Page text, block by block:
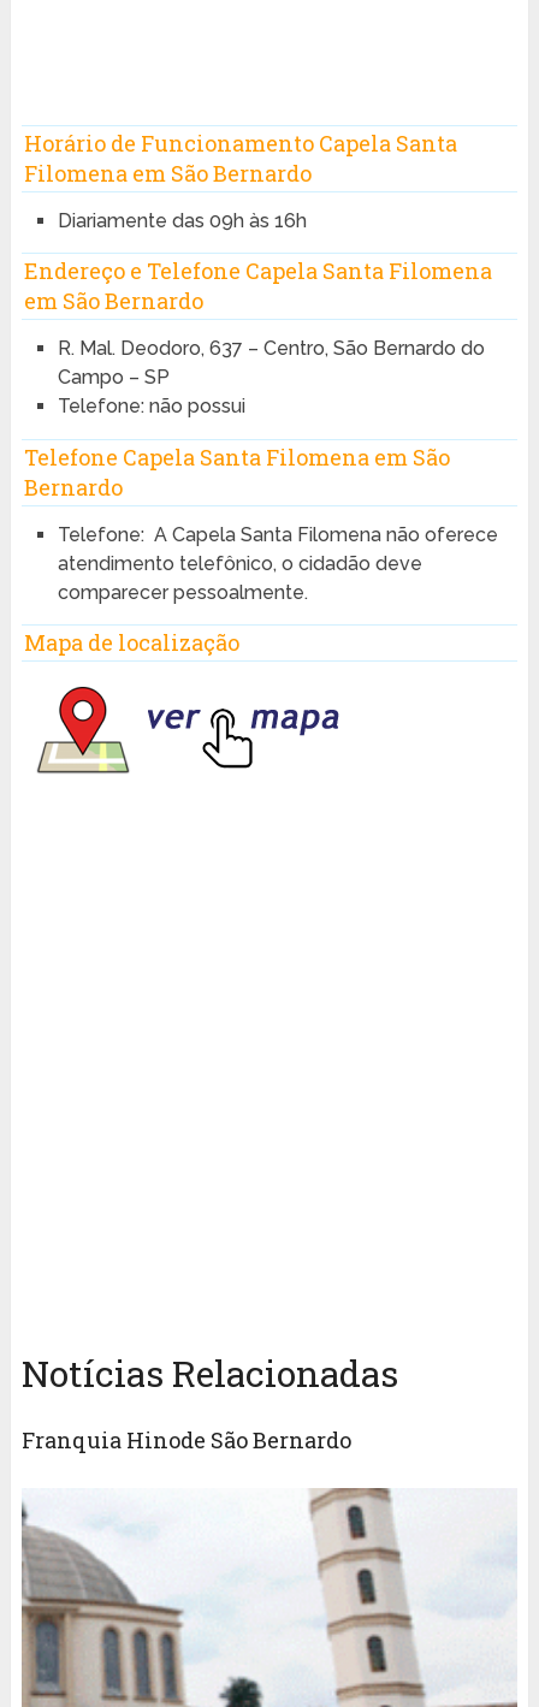
Horário de Funcionamento Capela Santa
Filomena em São Bernardo
Diariamente das 09h às 16h
Endereço e Telefone Capela Santa Filomena
em São Bernardo
R. Mal. Deodoro, 637 – Centro, São Bernardo do
Campo – SP
Telefone: não possui
Telefone Capela Santa Filomena em São
Bernardo
Telefone: A Capela Santa Filomena não oferece
atendimento telefônico, o cidadão deve
comparecer pessoalmente.
Mapa de localização
Notícias Relacionadas
Franquia Hinode São Bernardo